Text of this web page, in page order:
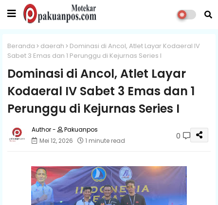
Beranda daerah
Dominasi di Ancol, Atlet Layar Kodaeral IV
Sabet 3 Emas dan 1 Perunggu di Kejurnas Series I
Dominasi di Ancol, Atlet Layar
Kodaeral IV Sabet 3 Emas dan 1
Perunggu di Kejurnas Series I
Pakuanpos
Mei 12, 2026
1 minute read 0